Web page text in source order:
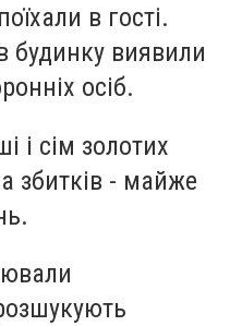
в гості.
будинку виявили
осіб.
і сім золотих
збитків - майже